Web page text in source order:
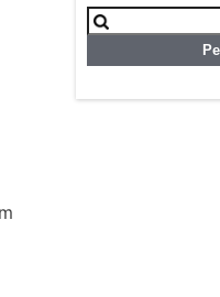
Pesquisar
por: